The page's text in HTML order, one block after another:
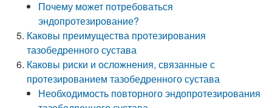
Почему может потребоваться
эндопротезирование?
Каковы преимущества протезирования
тазобедренного сустава
Каковы риски и осложнения, связанные с
протезированием тазобедренного сустава
Необходимость повторного эндопротезирования